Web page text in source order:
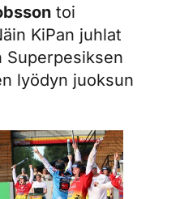
toi
KiPan juhlat
Superpesiksen
lyödyn juoksun